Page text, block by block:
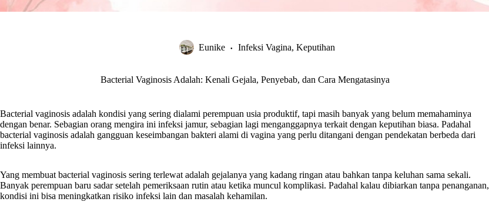
Eunike Infeksi Vagina, Keputihan
Bacterial Vaginosis Adalah: Kenali Gejala, Penyebab, dan Cara Mengatasinya
Bacterial vaginosis adalah kondisi yang sering dialami perempuan usia produktif, tapi masih banyak yang belum memahaminya
dengan benar. Sebagian orang mengira ini infeksi jamur, sebagian lagi menganggapnya terkait dengan keputihan biasa. Padahal
bacterial vaginosis adalah gangguan keseimbangan bakteri alami di vagina yang perlu ditangani dengan pendekatan berbeda dari
infeksi lainnya.
Yang membuat bacterial vaginosis sering terlewat adalah gejalanya yang kadang ringan atau bahkan tanpa keluhan sama sekali.
Banyak perempuan baru sadar setelah pemeriksaan rutin atau ketika muncul komplikasi. Padahal kalau dibiarkan tanpa penanganan,
kondisi ini bisa meningkatkan risiko infeksi lain dan masalah kehamilan.